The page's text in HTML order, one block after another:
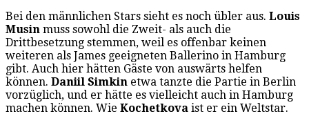
Bei den männlichen Stars sieht es noch übler aus. Louis
Musin muss sowohl die Zweit- als auch die
Drittbesetzung stemmen, weil es offenbar keinen
weiteren als James geeigneten Ballerino in Hamburg
gibt. Auch hier hätten Gäste von auswärts helfen
können. Daniil Simkin etwa tanzte die Partie in Berlin
vorzüglich, und er hätte es vielleicht auch in Hamburg
machen können. Wie Kochetkova ist er ein Weltstar.